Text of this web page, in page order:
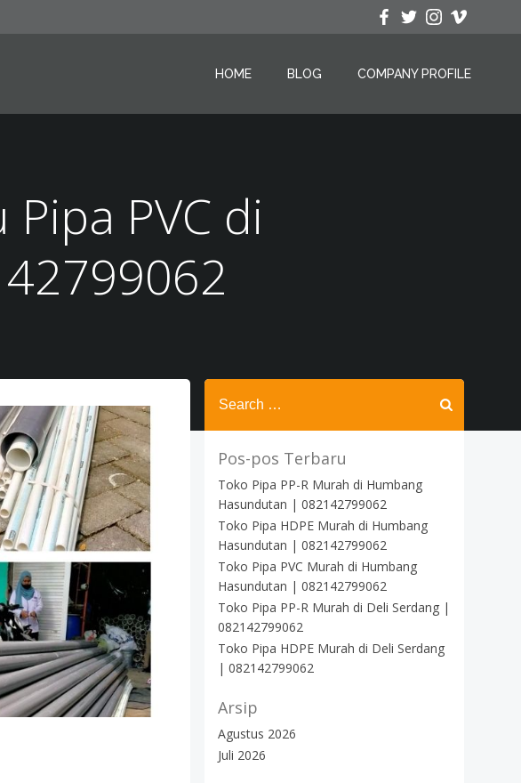
HOME BLOG COMPANY PROFILE
PVC di
Search
for:
Pos-pos Terbaru
Toko Pipa PP-R Murah di Humbang
Hasundutan | 082142799062
Toko Pipa HDPE Murah di Humbang
Hasundutan | 082142799062
Toko Pipa PVC Murah di Humbang
Hasundutan | 082142799062
Toko Pipa PP-R Murah di Deli Serdang |
082142799062
Toko Pipa HDPE Murah di Deli Serdang
| 082142799062
Arsip
Agustus 2026
Juli 2026